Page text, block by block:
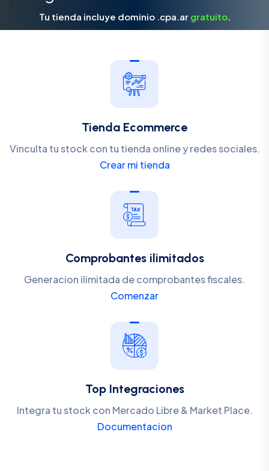
Tu tienda incluye dominio .cpa.ar gratuito.
Tienda Ecommerce
Vinculta tu stock con tu tienda online y redes sociales.
Crear mi tienda
Comprobantes ilimitados
Generacion ilimitada de comprobantes fiscales.
Comenzar
Top Integraciones
Integra tu stock con Mercado Libre & Market Place.
Documentacion